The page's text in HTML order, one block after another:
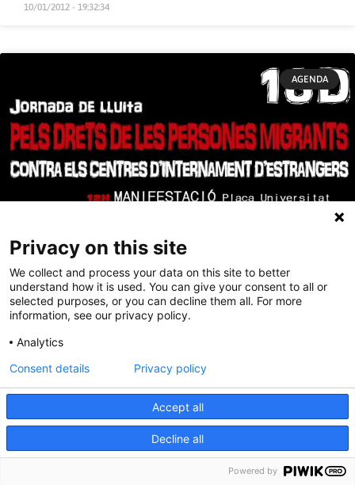
10/01/2012 - 19:32:34
AGENDA
Privacy on this site
We collect and process your data on this site to better
understand how it is used. You can give your consent to all or
selected purposes, or you can decline them all. For more
information, see our privacy policy.
Analytics
Accept all
Decline all
Consent details Privacy policy
Powered by